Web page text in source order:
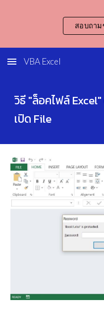
Skip to main content
สอบถาม
VBA Excel
วิธี "ล็อคไฟล์
เปิด File